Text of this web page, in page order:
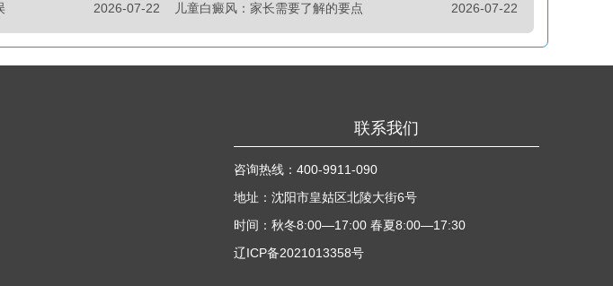
2026-07-22 2026-07-22
儿童白癜风：家长需要了解的要点
联系我们
咨询热线： 400-9911-090
地址：沈阳市皇姑区北陵大街6号
时间：秋冬8:00—17:00 春夏8:00—17:30
辽ICP备2021013358号